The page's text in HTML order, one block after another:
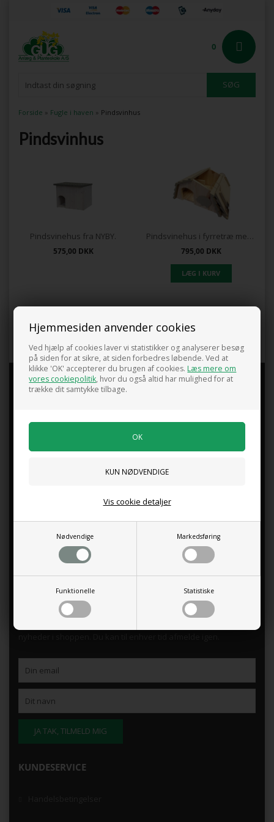
Hjemmesiden anvender cookies
Ved hjælp af cookies laver vi statistikker og analyserer besøg
på siden for at sikre, at siden forbedres løbende. Ved at
klikke 'OK' accepterer du brugen af cookies.Læs mere om
vores cookiepolitik, hvor du også altid har mulighed for at
trække dit samtykke tilbage.
Nødvendige Markedsføring
Funktionelle Statistiske
Vis cookie detaljer
0
Forside » Fugle i haven » Pindsvinhus
Pindsvinhus
Pindsvinehus fra NYBY.
575,00 DKK
Pindsvinehus i fyrretræ med bund
795,00 DKK
GUG PLANTESKOLE
Søndag kl.10.00 - 15.00
TILMELD NYHEDSBREV
KUNDESERVICE